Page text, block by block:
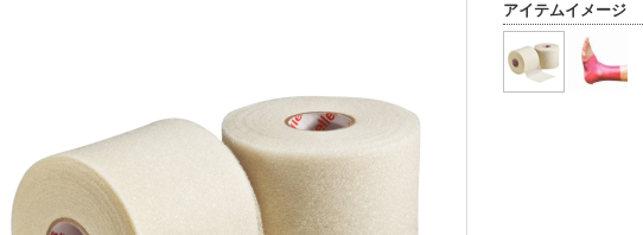
アイテムイメージ